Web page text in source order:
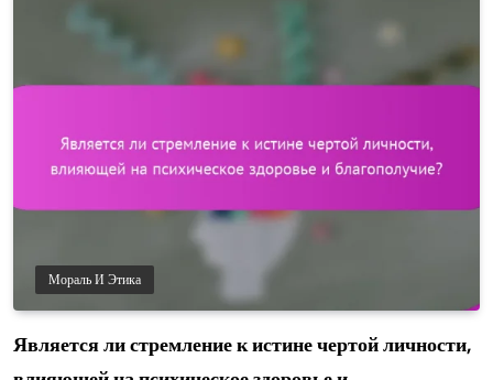
Мораль И Этика
Является ли стремление к истине чертой личности,